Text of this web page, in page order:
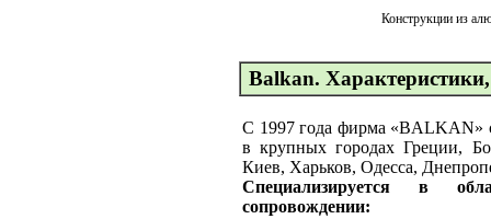
Конструкции из
Balkan.
С 1997 года фирма «BALKAN»
в крупных городах Греции,
Киев, Харьков, Одесса,
Специализируется в
сопровождении: